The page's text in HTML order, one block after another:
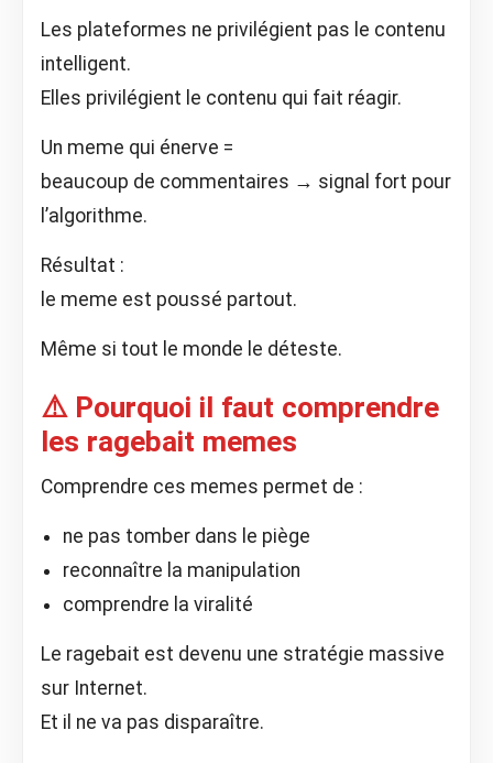
Les plateformes ne privilégient pas le contenu
intelligent.
Elles privilégient le contenu qui fait réagir.
Un meme qui énerve =
beaucoup de commentaires → signal fort pour
l’algorithme.
Résultat :
le meme est poussé partout.
Même si tout le monde le déteste.
⚠️ Pourquoi il faut comprendre
les ragebait memes
Comprendre ces memes permet de :
ne pas tomber dans le piège
reconnaître la manipulation
comprendre la viralité
Le ragebait est devenu une stratégie massive
sur Internet.
Et il ne va pas disparaître.